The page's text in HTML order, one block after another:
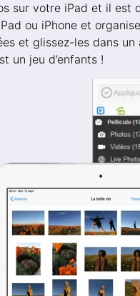
sur votre iPad et il
ou iPhone et
et glissez-les dans
un jeu d’enfants !